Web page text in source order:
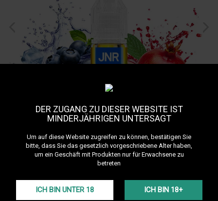
DER ZUGANG ZU DIESER WEBSITE IST
MINDERJÄHRIGEN UNTERSAGT
Um auf diese Website zugreifen zu können, bestätigen Sie
bitte, dass Sie das gesetzlich vorgeschriebene Alter haben,
um ein Geschäft mit Produkten nur für Erwachsene zu
betreten
ICH BIN UNTER 18 ICH BIN 18+
Blueberry Pomegranate
Ice 10 mL E-Liquide JNR
JNR Blueberry Pomegranate Ice vereint die Süße von Blaubeeren,
die Säure von Granatapfel und eine intensive Frische. Mit einem